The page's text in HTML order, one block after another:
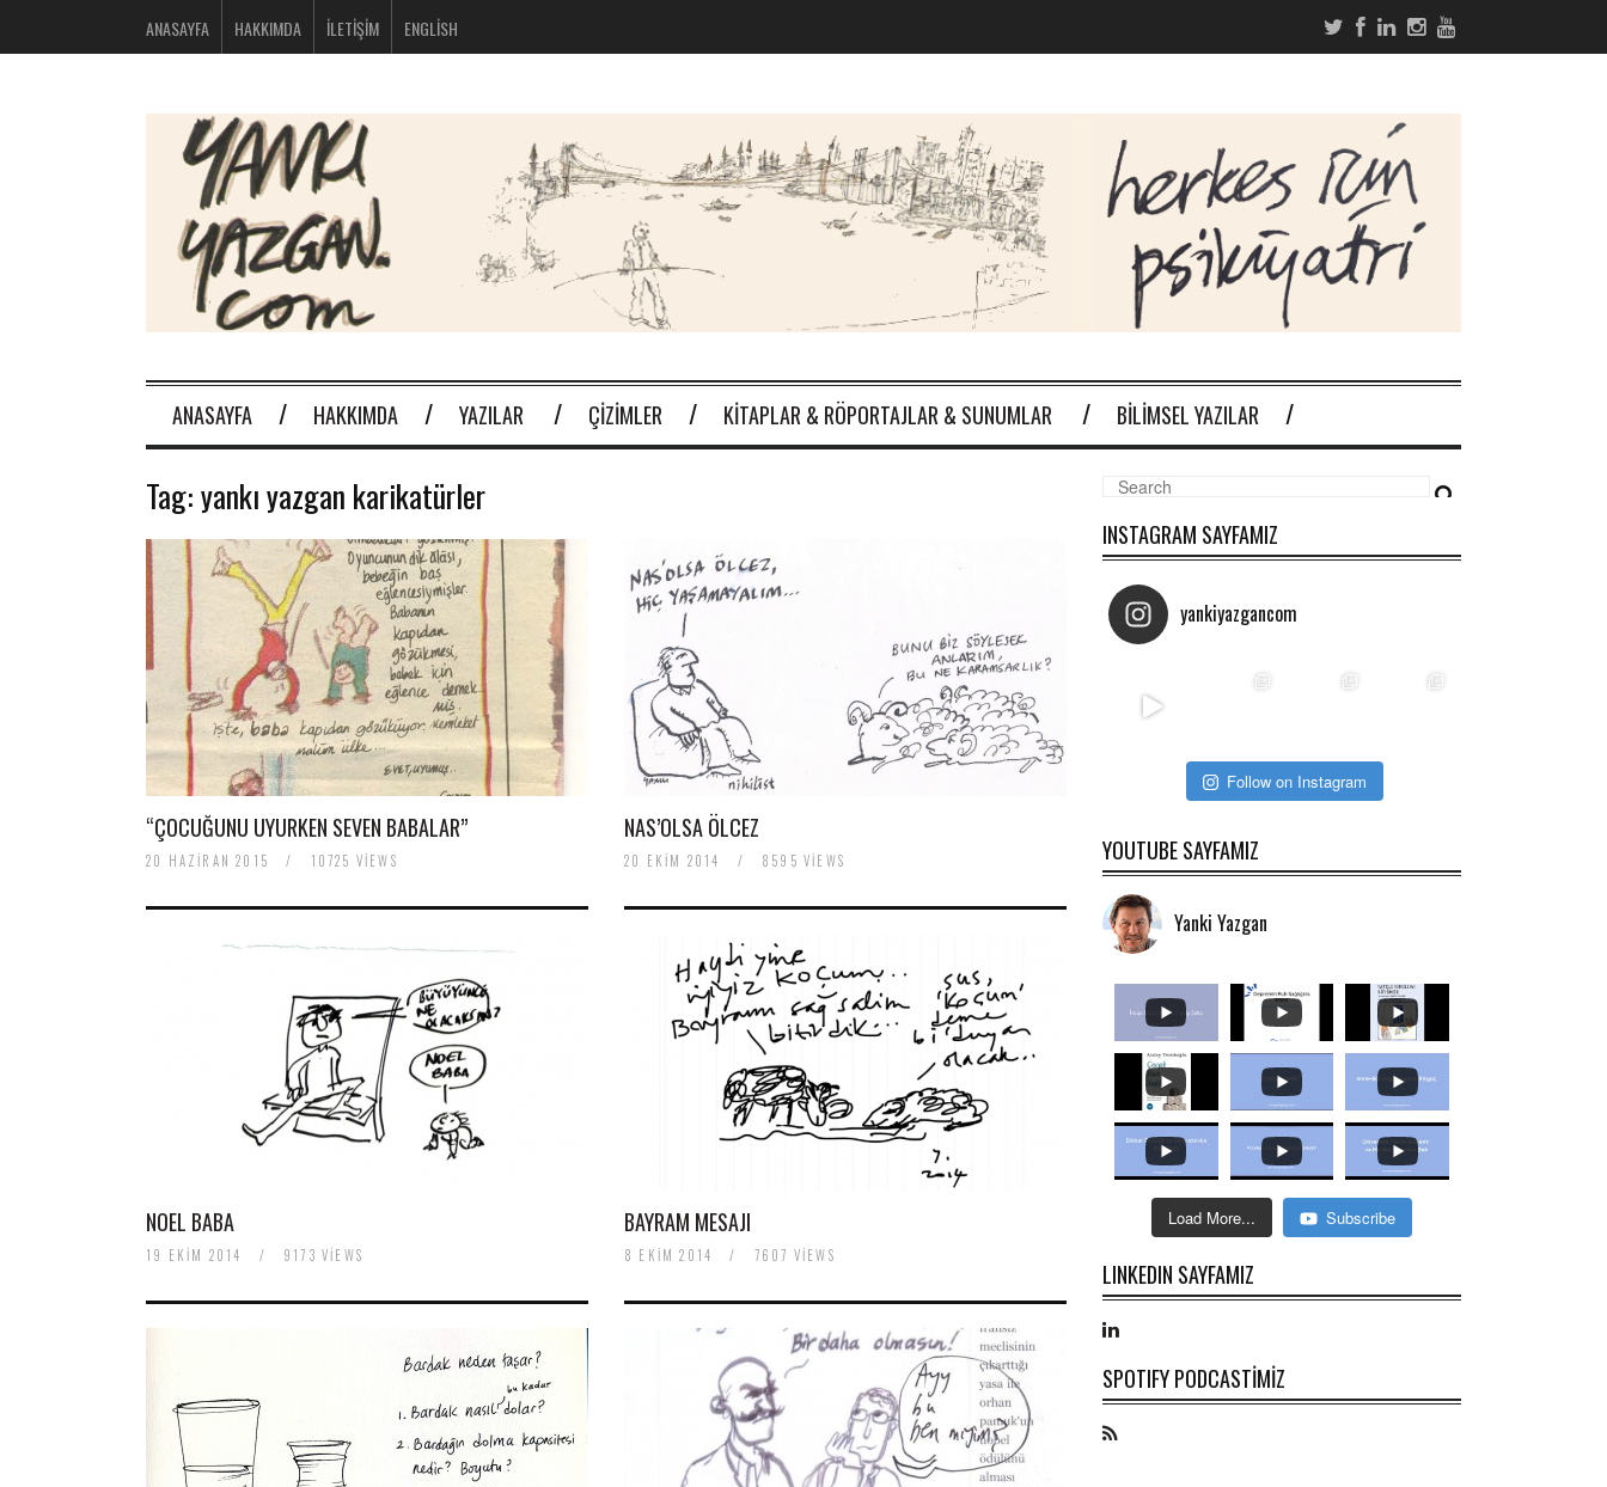
kors
ANASAYFA HAKKIMDA İLETIŞIM ENGLISH
ANASAYFA HAKKIMDA YAZILAR ÇIZIMLER KITAPLAR & RÖPORTAJLAR & SUNUMLAR BILIMSEL YAZILAR
Tag:yankı yazgan karikatürler
“ÇOCUĞUNU UYURKEN SEVEN BABALAR”
20 HAZIRAN 2015 / 10725 VIEWS
NAS’OLSA ÖLCEZ
20 EKIM 2014 / 8595 VIEWS
NOEL BABA
19 EKIM 2014 / 9173 VIEWS
BAYRAM MESAJI
8 EKIM 2014 / 7607 VIEWS
INSTAGRAM SAYFAMIZ
yankiyazgancom
Follow on Instagram
YOUTUBE SAYFAMIZ
Yanki Yazgan
Load More... Subscribe
LINKEDIN SAYFAMIZ
SPOTIFY PODCASTİMİZ